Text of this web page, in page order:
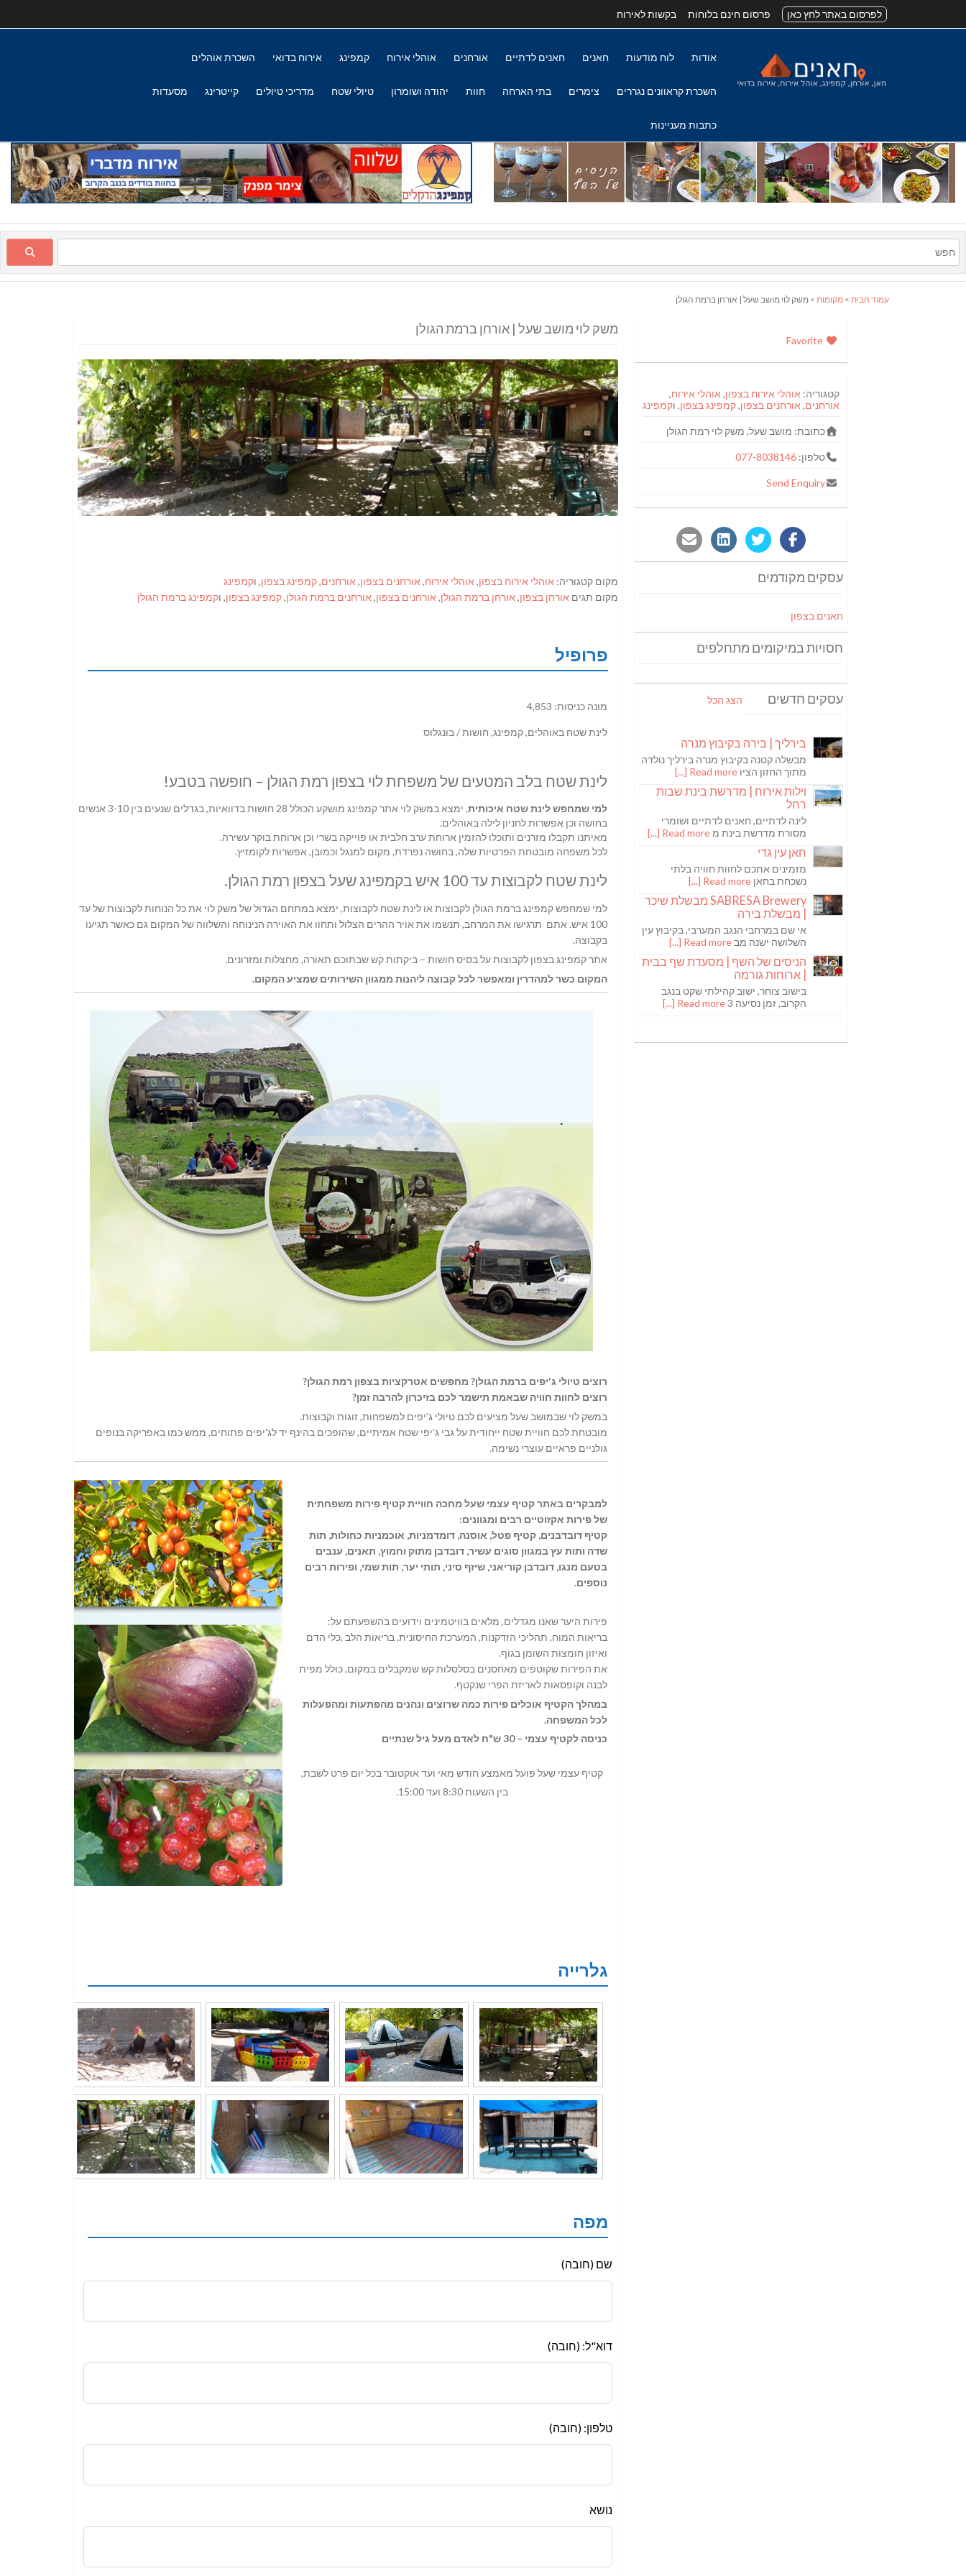
לפרסום באתר לחץ כאן פרסום חינם בלוחות בקשות לאירוח
אודות לוח מודעות חאנים חאנים לדתיים אורחנים אוהלי אירוח קמפינג אירוח בדואי השכרת אוהלים
השכרת קראוונים נגררים צימרים בתי הארחה חוות יהודה ושומרון טיולי שטח מדריכי טיולים קייטרינג מסעדות
כתבות מעניינות
עמוד הבית > מקומות > משק לוי מושב שעל | אורחן ברמת הגולן
משק לוי מושב שעל | אורחן ברמת הגולן
מקום קטגוריה: אוהלי אירוח בצפון, אוהלי אירוח, אורחנים בצפון, אורחנים,קמפינג בצפון, וקמפינג
מקום תגים אורחן בצפון, אורחן ברמת הגולן, אורחנים בצפון, אורחנים ברמת הגולן,קמפינג בצפון, וקמפינג ברמת הגולן
פרופיל
מונה כניסות: 4,853
לינת שטח באוהלים, קמפינג, חושות / בונגלוס
לינת שטח בלב המטעים של משפחת לוי בצפון רמת הגולן – חופשה בטבע!
למי שמחפש לינת שטח איכותית
, ימצא במשק לוי אתר קמפינג מושקע הכולל 28 חושות בדוואיות, בגדלים שנעים בין 3-10 אנשים
בחושה וכן אפשרות לחניון לילה באוהלים.
מאיתנו תקבלו מזרנים ותוכלו להזמין ארוחת ערב חלבית או פוייקה בשרי וכן ארוחת בוקר עשירה.
לכל משפחה מובטחת הפרטיות שלה, בחושה נפרדת, מקום למנגל וכמובן, אפשרות לקומזיץ.
לינת שטח לקבוצות עד 100 איש בקמפינג שעל בצפון רמת הגולן.
למי שמחפש קמפינג ברמת הגולן לקבוצות או לינת שטח לקבוצות, ימצא במתחם הגדול של משק לוי את כל הנוחות לקבוצות של עד
100 איש. אתם תרגישו את המרחב, תנשמו את אויר ההרים הצלול ותחוו את האוירה הנינוחה והשלווה של המקום גם כאשר תגיעו
בקבוצה.
אתר קמפינג בצפון לקבוצות על בסיס חושות – ביקתות קש שבתוכם תאורה, מחצלות ומזרונים.
המקום כשר למהדרין ומאפשר לכל קבוצה ליהנות ממגוון השירותים שמציע המקום.
רוצים טיולי ג'יפים ברמת הגולן? מחפשים אטרקציות בצפון רמת הגולן?
רוצים לחוות חוויה שבאמת תישמר לכם בזיכרון להרבה זמן?
במשק לוי שבמושב שעל מציעים לכם טיולי ג'יפים למשפחות, זוגות וקבוצות.
מובטחת לכם חוויית שטח ייחודית על גבי ג'יפי שטח אמיתיים, שהופכים בהינף יד לג'יפים פתוחים, ממש כמו באפריקה בנופים
גולניים פראיים עוצרי נשימה.
למבקרים באתר קטיף עצמי שעל מחכה חוויית קטיף פירות משפחתית
של פירות אקזוטיים רבים ומגוונים:
קטיף דובדבנים, קטיף פטל, אוסנה, דומדמניות, אוכמניות כחולות, תות
שדה ותות עץ במגוון סוגים עשיר, דובדבן מתוק וחמוץ, תאנים, ענבים
בטעם מנגו, דובדבן קוריאני, שיזף סיני, תותי יער, תות שמי, ופירות רבים
נוספים.
פירות היער שאנו מגדלים, מלאים בוויטמינים וידועים בהשפעתם על:
בריאות המוח, תהליכי הזדקנות, המערכת החיסונית, בריאות הלב ,כלי הדם
ואיזון חומצות השומן בגוף.
את הפירות שקוטפים מאחסנים בסלסלות קש שמקבלים במקום, כולל מפית
לבנה וקופסאות לאריזת הפרי שנקטף.
במהלך הקטיף אוכלים פירות כמה שרוצים ונהנים מהפתעות ומהפעלות
לכל המשפחה.
כניסה לקטיף עצמי – 30 ש"ח לאדם מעל גיל שנתיים
קטיף עצמי שעל פועל מאמצע חודש מאי ועד אוקטובר בכל יום פרט לשבת,
בין השעות 8:30 ועד 15:00.
גלרייה
מפה
Leave
שם (חובה)
דוא"ל: (חובה)
טלפון: (חובה)
נושא
Favorite
קטגוריה: אוהלי אירוח בצפון, אוהלי אירוח,
אורחנים, אורחנים בצפון,קמפינג בצפון, וקמפינג
כתובת: מושב שעל, משק לוי רמת הגולן
טלפון:077-8038146
Send Enquiry
עסקים מקודמים
חאנים בצפון
חסויות במיקומים מתחלפים
עסקים חדשים הצג הכל
בירליך | בירה בקיבוץ מנרה
מבשלה קטנה בקיבוץ מנרה בירליך נולדה
מתוך החזון הציו Read more [...]
וילות אירוח | מדרשת בינת שבות
רחל
לינה לדתיים, חאנים לדתיים ושומרי
מסורת מדרשת בינת מRead more [...]
חאן עין גדי
מזמינים אתכם לחוות חוויה בלתי
נשכחת בחאן Read more [...]
SABRESA Brewery מבשלת שיכר
| מבשלת בירה
אי שם במרחבי הנגב המערבי, בקיבוץ עין
השלושה ישנה מב Read more [...]
הניסים של השף | מסעדת שף בבית
| ארוחות גורמה
בישוב צוחר, ישוב קהילתי שקט בנגב
הקרוב, זמן נסיעה 3
Read more [...]